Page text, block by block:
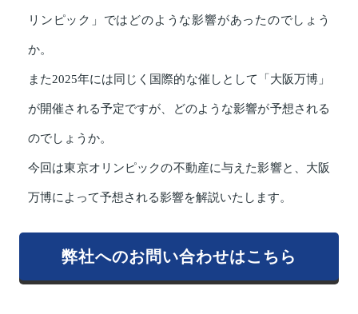
リンピック」ではどのような影響があったのでしょう
か。
また2025年には同じく国際的な催しとして「大阪万博」
が開催される予定ですが、どのような影響が予想される
のでしょうか。
今回は東京オリンピックの不動産に与えた影響と、大阪
万博によって予想される影響を解説いたします。
弊社へのお問い合わせはこちら